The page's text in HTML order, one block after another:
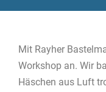
Mit Rayher
Workshop an. Wir
Häschen aus Luft